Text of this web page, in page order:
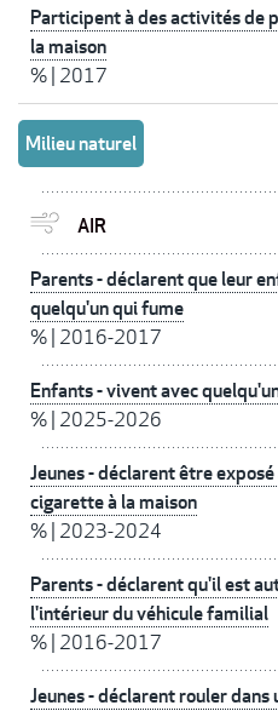
Participent à des activités de
la maison
% 2017
Milieu naturel
AIR
Parents - déclarent que leur
quelqu'un qui fume
% 2016-2017
Enfants - vivent avec
% 2025-2026
Jeunes - déclarent être
cigarette à la maison
% 2023-2024
Parents - déclarent qu'il est
l'intérieur du véhicule familial
% 2016-2017
Jeunes - déclarent rouler dans